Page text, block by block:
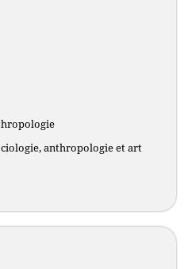
anthropologie et art